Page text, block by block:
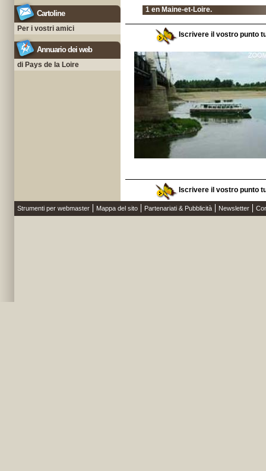
Cartoline
Per i vostri amici
Annuario dei web
di Pays de la Loire
1 en Maine-et-Loire.
Iscrivere il vostro punto
Iscrivere il vostro punto
Strumenti per webmaster Mappa del sito Partenariati & Pubblicità Newsletter